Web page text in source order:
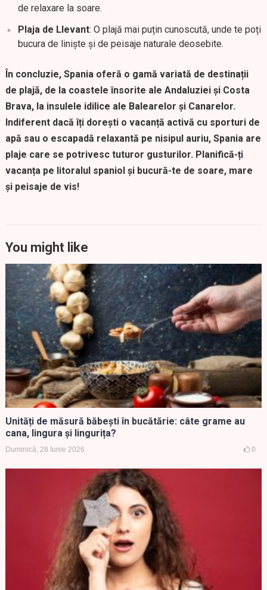
de relaxare la soare.
Plaja de Llevant: O plajă mai puțin cunoscută, unde te poți
bucura de liniște și de peisaje naturale deosebite.
În concluzie, Spania oferă o gamă variată de destinații
de plajă, de la coastele însorite ale Andaluziei și Costa
Brava, la insulele idilice ale Balearelor și Canarelor.
Indiferent dacă îți dorești o vacanță activă cu sporturi de
apă sau o escapadă relaxantă pe nisipul auriu, Spania are
plaje care se potrivesc tuturor gusturilor. Planifică-ți
vacanța pe litoralul spaniol și bucură-te de soare, mare
și peisaje de vis!
You might like
Unități de măsură băbești în bucătărie: câte grame au
cana, lingura și lingurița?
Duminică, 28 Iunie 2026 0